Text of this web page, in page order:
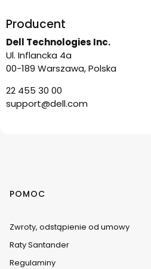
Producent
Dell Technologies Inc.
Ul. Inflancka 4a
00-189 Warszawa, Polska
22 455 30 00
support@dell.com
Linki w stopce
POMOC
Zwroty, odstąpienie od umowy
Raty Santander
Regulaminy